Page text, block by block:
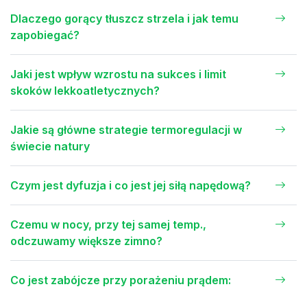
Dlaczego gorący tłuszcz strzela i jak temu
zapobiegać?
Jaki jest wpływ wzrostu na sukces i limit
skoków lekkoatletycznych?
Jakie są główne strategie termoregulacji w
świecie natury
Czym jest dyfuzja i co jest jej siłą napędową?
Czemu w nocy, przy tej samej temp.,
odczuwamy większe zimno?
Co jest zabójcze przy porażeniu prądem: